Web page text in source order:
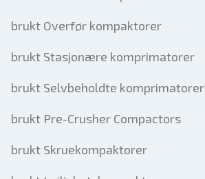
brukt Overfør kompaktorer
brukt Stasjonære komprimatorer
brukt Selvbeholdte komprimatorer
brukt Pre-Crusher Compactors
brukt Skruekompaktorer